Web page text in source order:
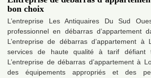
bon choix
L’entreprise Les Antiquaires Du Sud
professionnel en débarras d’appartement
L’entreprise de débarras d’appartement à
services de haute qualité à tarif défiant
L’entreprise de débarras d’appartement à
des équipements appropriés et des